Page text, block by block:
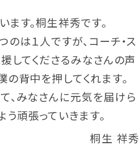
ク委員会
ル協会（JBA）
トボール連盟
す。桐生祥秀です。
は１人ですが、コーチ・ス
してくださるみなさんの声
背中を押してくれます。
、みなさんに元気を届けら
頑張っていきます。
桐生 祥秀